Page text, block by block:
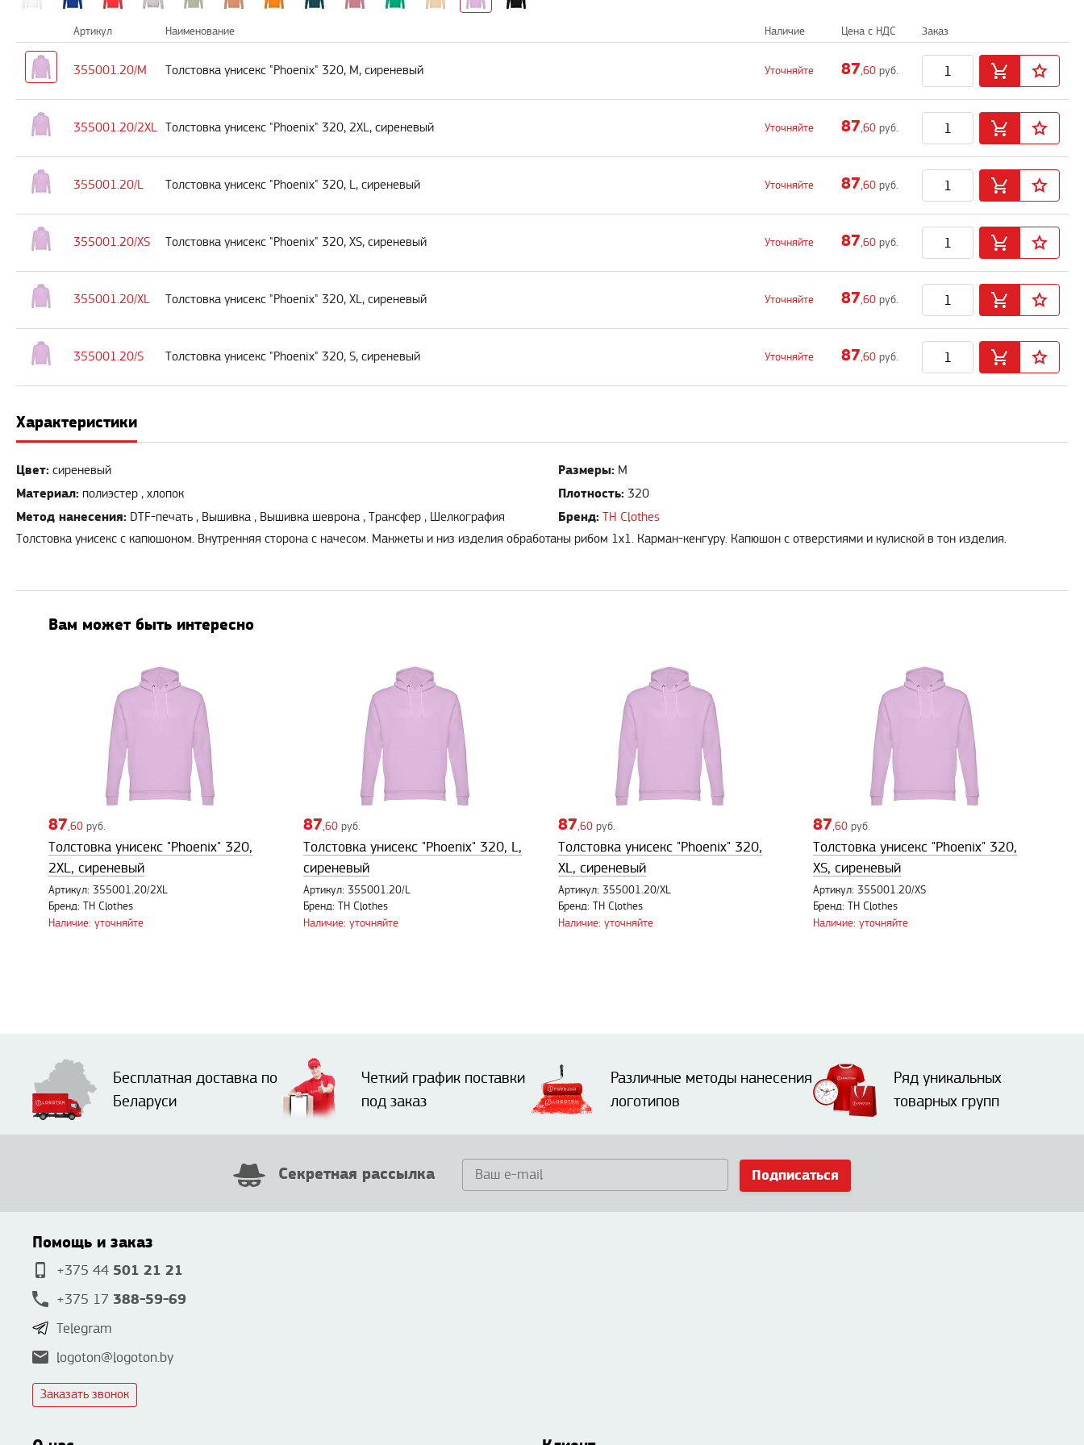
Артикул Наименование Наличие Цена с НДС Заказ
355001.20/M Толстовка унисекс "Phoenix" 320, M, сиреневый Уточняйте 87,60 руб.
355001.20/2XL Толстовка унисекс "Phoenix" 320, 2XL, сиреневый Уточняйте 87,60 руб.
355001.20/L Толстовка унисекс "Phoenix" 320, L, сиреневый Уточняйте 87,60 руб.
355001.20/XS Толстовка унисекс "Phoenix" 320, XS, сиреневый Уточняйте 87,60 руб.
355001.20/XL Толстовка унисекс "Phoenix" 320, XL, сиреневый Уточняйте 87,60 руб.
355001.20/S Толстовка унисекс "Phoenix" 320, S, сиреневый Уточняйте 87,60 руб.
Характеристики
Цвет: сиреневый
Материал: полиэстер , хлопок
Метод нанесения: DTF-печать , Вышивка , Вышивка шеврона , Трансфер , Шелкография
Размеры: M
Плотность: 320
Бренд: TH Clothes
Толстовка унисекс с капюшоном. Внутренняя сторона с начесом. Манжеты и низ изделия обработаны рибом 1х1. Карман-кенгуру. Капюшон с отверстиями и кулиской в тон изделия.
Вам может быть интересно
87,60 руб.
Толстовка унисекс "Phoenix" 320,
2XL, сиреневый
Артикул: 355001.20/2XL
Бренд: TH Clothes
Наличие: уточняйте
87,60 руб.
Толстовка унисекс "Phoenix" 320, L,
сиреневый
Артикул: 355001.20/L
Бренд: TH Clothes
Наличие: уточняйте
87,60 руб.
Толстовка унисекс "Phoenix" 320,
XL, сиреневый
Артикул: 355001.20/XL
Бренд: TH Clothes
Наличие: уточняйте
87,60 руб.
Толстовка унисекс "Phoenix" 320,
XS, сиреневый
Артикул: 355001.20/XS
Бренд: TH Clothes
Наличие: уточняйте
Бесплатная доставка по
Беларуси
Четкий график поставки
под заказ
Различные методы нанесения
логотипов
Ряд уникальных
товарных групп
Секретная рассылка Подписаться
Помощь и заказ
+375 44 501 21 21
+375 17 388-59-69
Telegram
logoton@logoton.by
Заказать звонок